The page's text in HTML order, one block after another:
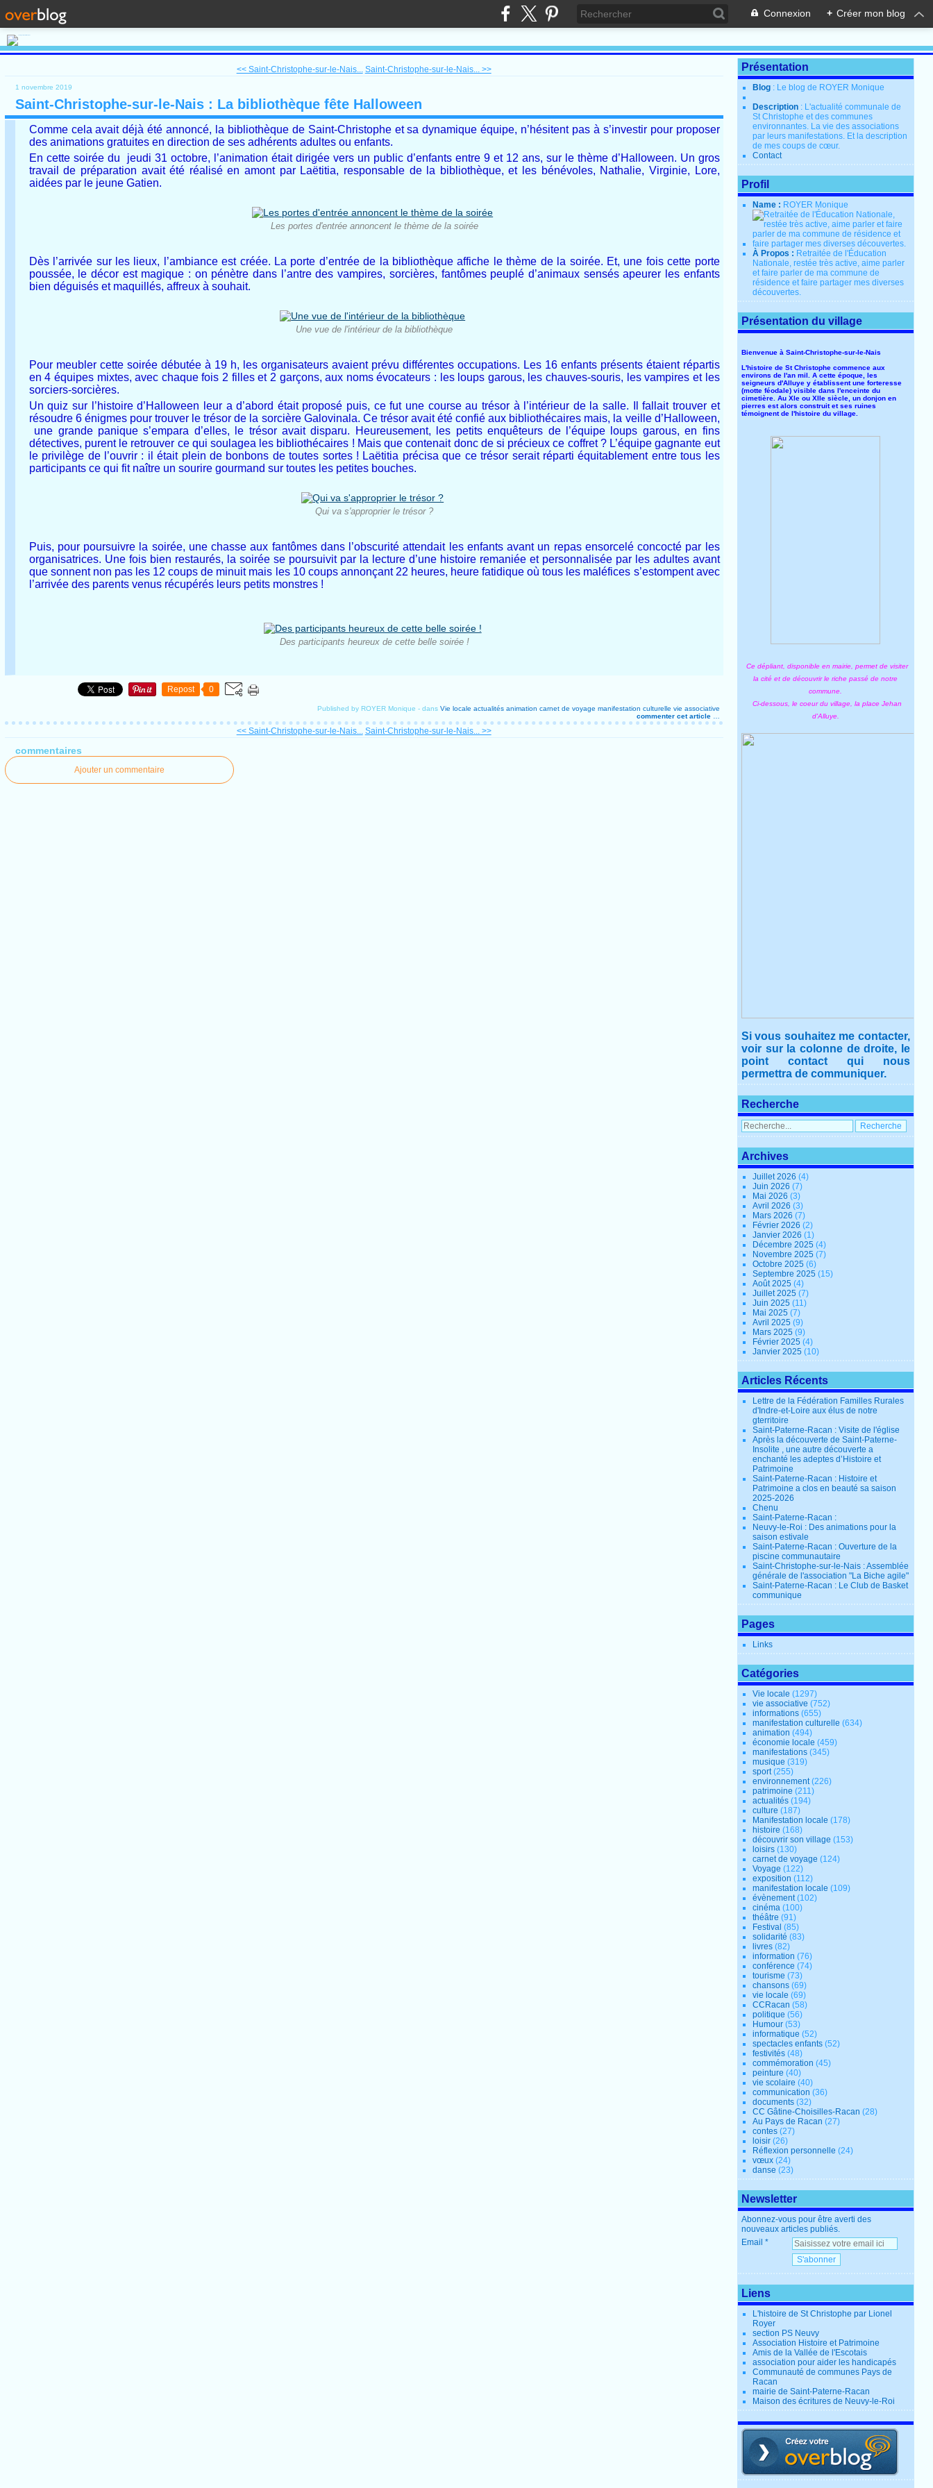
Connexion + Créer mon blog
<< Saint-Christophe-sur-le-Nais... Saint-Christophe-sur-le-Nais... >>
1 novembre 2019
Saint-Christophe-sur-le-Nais : La bibliothèque fête Halloween
Comme cela avait déjà été annoncé, la bibliothèque de Saint-Christophe et sa dynamique équipe, n’hésitent pas à s’investir pour proposer
des animations gratuites en direction de ses adhérents adultes ou enfants.
En cette soirée du jeudi 31 octobre, l’animation était dirigée vers un public d’enfants entre 9 et 12 ans, sur le thème d’Halloween. Un gros
travail de préparation avait été réalisé en amont par Laëtitia, responsable de la bibliothèque, et les bénévoles, Nathalie, Virginie, Lore,
aidées par le jeune Gatien.
Les portes d'entrée annoncent le thème de la soirée
Dès l’arrivée sur les lieux, l’ambiance est créée. La porte d’entrée de la bibliothèque affiche le thème de la soirée. Et, une fois cette porte
poussée, le décor est magique : on pénètre dans l’antre des vampires, sorcières, fantômes peuplé d’animaux sensés apeurer les enfants
bien déguisés et maquillés, affreux à souhait.
Une vue de l'intérieur de la bibliothèque
Pour meubler cette soirée débutée à 19 h, les organisateurs avaient prévu différentes occupations. Les 16 enfants présents étaient répartis
en 4 équipes mixtes, avec chaque fois 2 filles et 2 garçons, aux noms évocateurs : les loups garous, les chauves-souris, les vampires et les
sorciers-sorcières.
Un quiz sur l’histoire d’Halloween leur a d’abord était proposé puis, ce fut une course au trésor à l’intérieur de la salle. Il fallait trouver et
résoudre 6 énigmes pour trouver le trésor de la sorcière Galovinala. Ce trésor avait été confié aux bibliothécaires mais, la veille d’Halloween,
une grande panique s’empara d’elles, le trésor avait disparu. Heureusement, les petits enquêteurs de l’équipe loups garous, en fins
détectives, purent le retrouver ce qui soulagea les bibliothécaires ! Mais que contenait donc de si précieux ce coffret ? L’équipe gagnante eut
le privilège de l’ouvrir : il était plein de bonbons de toutes sortes ! Laëtitia précisa que ce trésor serait réparti équitablement entre tous les
participants ce qui fit naître un sourire gourmand sur toutes les petites bouches.
Qui va s'approprier le trésor ?
Puis, pour poursuivre la soirée, une chasse aux fantômes dans l’obscurité attendait les enfants avant un repas ensorcelé concocté par les
organisatrices. Une fois bien restaurés, la soirée se poursuivit par la lecture d’une histoire remaniée et personnalisée par les adultes avant
que sonnent non pas les 12 coups de minuit mais les 10 coups annonçant 22 heures, heure fatidique où tous les maléfices s’estompent avec
l’arrivée des parents venus récupérés leurs petits monstres !
Des participants heureux de cette belle soirée !
Repost 0
Published by ROYER Monique -dans Vie locale actualités animation carnet de voyage manifestation culturelle vie associative
commenter cet article
<< Saint-Christophe-sur-le-Nais... Saint-Christophe-sur-le-Nais... >>
commentaires
Ajouter un commentaire
Présentation
Blog : Le blog de ROYER Monique
Description : L'actualité communale de
St Christophe et des communes
environnantes. La vie des associations
par leurs manifestations. Et la description
de mes coups de cœur.
Contact
Profil
Name : ROYER Monique
À Propos : Retraitée de l'Éducation
Nationale, restée très active, aime parler
et faire parler de ma commune de
résidence et faire partager mes diverses
découvertes.
Présentation du village
Bienvenue à Saint-Christophe-sur-le-Nais
L'histoire de St Christophe commence aux
environs de l'an mil. A cette époque, les
seigneurs d'Alluye y établissent une forteresse
(motte féodale) visible dans l'enceinte du
cimetière. Au XIe ou XIIe siècle, un donjon en
pierres est alors construit et ses ruines
témoignent de l'histoire du village.
Ce dépliant, disponible en mairie, permet de visiter
la cité et de découvrir le riche passé de notre
commune.
Ci-dessous, le coeur du village, la place Jehan
d'Alluye.
Si vous souhaitez me contacter,
voir sur la colonne de droite, le
point contact qui nous
permettra de communiquer.
Recherche
Archives
Juillet 2026(4)
Juin 2026(7)
Mai 2026(3)
Avril 2026(3)
Mars 2026(7)
Février 2026(2)
Janvier 2026(1)
Décembre 2025(4)
Novembre 2025(7)
Octobre 2025(6)
Septembre 2025(15)
Août 2025(4)
Juillet 2025(7)
Juin 2025(11)
Mai 2025(7)
Avril 2025(9)
Mars 2025(9)
Février 2025(4)
Janvier 2025(10)
Articles Récents
Lettre de la Fédération Familles Rurales
d'Indre-et-Loire aux élus de notre
gterritoire
Saint-Paterne-Racan : Visite de l'église
Après la découverte de Saint-Paterne-
Insolite , une autre découverte a
enchanté les adeptes d’Histoire et
Patrimoine
Saint-Paterne-Racan : Histoire et
Patrimoine a clos en beauté sa saison
2025-2026
Chenu
Saint-Paterne-Racan :
Neuvy-le-Roi : Des animations pour la
saison estivale
Saint-Paterne-Racan : Ouverture de la
piscine communautaire
Saint-Christophe-sur-le-Nais : Assemblée
générale de l'association "La Biche agile"
Saint-Paterne-Racan : Le Club de Basket
communique
Pages
Links
Catégories
Vie locale (1297)
vie associative (752)
informations (655)
manifestation culturelle (634)
animation (494)
économie locale (459)
manifestations (345)
musique (319)
sport(255)
environnement(226)
patrimoine (211)
actualités (194)
culture (187)
Manifestation locale (178)
histoire (168)
découvrir son village (153)
loisirs (130)
carnet de voyage (124)
Voyage (122)
exposition (112)
manifestation locale (109)
évènement(102)
cinéma (100)
théâtre (91)
Festival (85)
solidarité (83)
livres (82)
information (76)
conférence (74)
tourisme (73)
chansons (69)
vie locale (69)
CCRacan (58)
politique (56)
Humour (53)
informatique (52)
spectacles enfants (52)
festivités (48)
commémoration (45)
peinture (40)
vie scolaire (40)
communication (36)
documents (32)
CC Gâtine-Choisilles-Racan (28)
Au Pays de Racan (27)
contes (27)
loisir (26)
Réflexion personnelle (24)
vœux (24)
danse (23)
Newsletter
Abonnez-vous pour être averti des
nouveaux articles publiés.
Email
Liens
L'histoire de St Christophe par Lionel
Royer
section PS Neuvy
Association Histoire et Patrimoine
Amis de la Vallée de l'Escotais
association pour aider les handicapés
Communauté de communes Pays de
Racan
mairie de Saint-Paterne-Racan
Maison des écritures de Neuvy-le-Roi